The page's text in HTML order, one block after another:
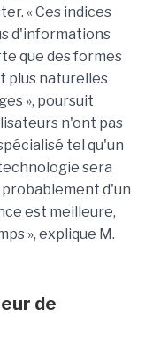
« Ces indices
d'informations
que des formes
plus naturelles
», poursuit
n'ont pas
tel qu'un
sera
probablement d'un
est meilleure,
», explique M.
de